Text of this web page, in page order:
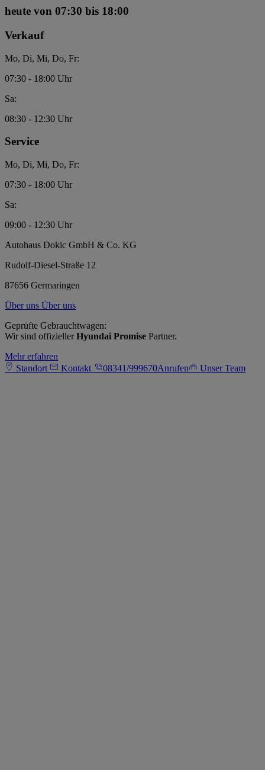
heute von 07:30 bis 18:00
Verkauf
Mo, Di, Mi, Do, Fr:
07:30 - 18:00 Uhr
Sa:
08:30 - 12:30 Uhr
Service
Mo, Di, Mi, Do, Fr:
07:30 - 18:00 Uhr
Sa:
09:00 - 12:30 Uhr
Autohaus Dokic GmbH & Co. KG
Rudolf-Diesel-Straße 12
87656 Germaringen
Über uns Über uns
Geprüfte Gebrauchtwagen:
Wir sind offiziellerHyundai Promise Partner.
Mehr erfahren
Standort
Kontakt 08341/999670Anrufen Unser Team